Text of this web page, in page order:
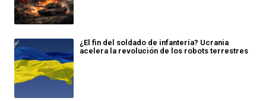
¿El fin del soldado de infantería? Ucrania
acelera la revolución de los robots terrestres